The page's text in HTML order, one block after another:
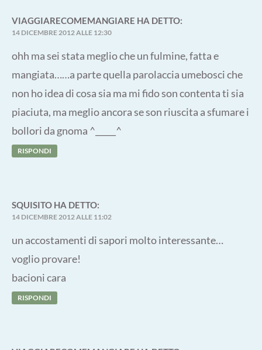
VIAGGIARECOMEMANGIARE HA DETTO:
14 DICEMBRE 2012 ALLE 12:30
ohh ma sei stata meglio che un fulmine, fatta e
mangiata……a parte quella parolaccia umebosci che
non ho idea di cosa sia ma mi fido son contenta ti sia
piaciuta, ma meglio ancora se son riuscita a sfumare i
bollori da gnoma ^_____^
RISPONDI
SQUISITO HA DETTO:
14 DICEMBRE 2012 ALLE 11:02
un accostamenti di sapori molto interessante…
voglio provare!
bacioni cara
RISPONDI